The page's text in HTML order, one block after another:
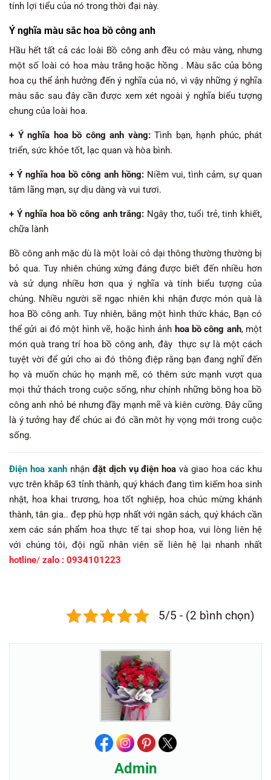
tính lợi tiểu của nó trong thời đại này.
Ý nghĩa màu sắc hoa bồ công anh
Hầu hết tất cả các loài Bồ công anh đều có màu vàng, nhưng
một số loài có hoa màu trắng hoặc hồng . Màu sắc của bông
hoa cụ thể ảnh hưởng đến ý nghĩa của nó, vì vậy những ý nghĩa
màu sắc sau đây cần được xem xét ngoài ý nghĩa biểu tượng
chung của loài hoa.
+ Ý nghĩa hoa bồ công anh vàng:Tình bạn, hạnh phúc, phát
triển, sức khỏe tốt, lạc quan và hòa bình.
+ Ý nghĩa hoa bồ công anh hồng: Niềm vui, tình cảm, sự quan
tâm lãng mạn, sự dịu dàng và vui tươi.
+ Ý nghĩa hoa bồ công anh trắng: Ngây thơ, tuổi trẻ, tinh khiết,
chữa lành
Bồ công anh mặc dù là một loài cỏ dại thông thường thường bị
bỏ qua. Tuy nhiên chúng xứng đáng được biết đến nhiều hơn
và sử dụng nhiều hơn qua ý nghĩa và tính biểu tượng của
chúng. Nhiều người sẽ ngạc nhiên khi nhận được món quà là
hoa Bồ công anh. Tuy nhiên, bằng một hình thức khác, Bạn có
thể gửi ai đó một hình vẽ, hoặc hình ảnh hoa bồ công anh, một
món quà trang trí hoa bồ công anh, đây thực sự là một cách
tuyệt vời để gửi cho ai đó thông điệp rằng bạn đang nghĩ đến
họ và muốn chúc họ mạnh mẽ, có thêm sức mạnh vượt qua
mọi thử thách trong cuộc sống, như chính những bông hoa bồ
công anh nhỏ bé nhưng đầy mạnh mẽ và kiên cường. Đây cũng
là ý tưởng hay để chúc ai đó cần môt hy vọng mới trong cuộc
sống.
Điện hoa xanhnhận đặt dịch vụ điện hoa và giao hoa các khu
vực trên khắp 63 tỉnh thành, quý khách đang tìm kiếm hoa sinh
nhật, hoa khai trương, hoa tốt nghiệp, hoa chúc mừng khánh
thành, tân gia.. đẹp phù hợp nhất với ngân sách, quý khách cần
xem các sản phẩm hoa thực tế tại shop hoa, vui lòng liên hệ
với chúng tôi, đội ngũ nhân viên sẽ liên hệ lại nhanh nhất
hotline/ zalo : 0934101223
5/5 - (2 bình chọn)
Admin